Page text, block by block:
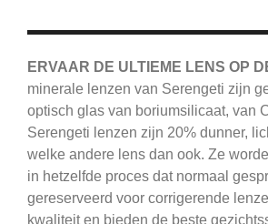
ERVAAR DE ULTIEME LENS OP
minerale lenzen van Serengeti zijn
optisch glas van boriumsilicaat, van
Serengeti lenzen zijn 20% dunner,
welke andere lens dan ook. Ze
in hetzelfde proces dat normaal
gereserveerd voor corrigerende
kwaliteit en bieden de beste